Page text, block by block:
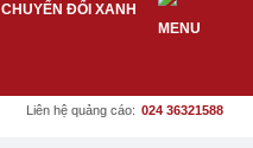
CHUYỂN ĐỔI XANH
Liên hệ quảng cáo: 024 36321588